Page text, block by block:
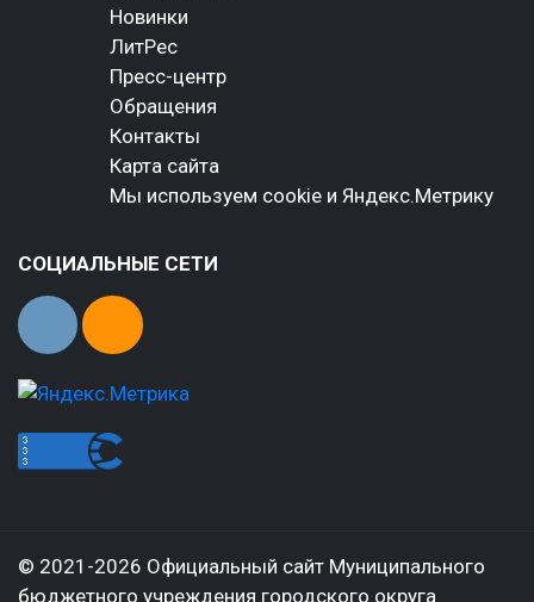
Новинки
ЛитРес
Пресс-центр
Обращения
Контакты
Карта сайта
Мы используем cookie и Яндекс.Метрику
СОЦИАЛЬНЫЕ СЕТИ
© 2021-2026 Официальный сайт Муниципального
бюджетного учреждения городского округа